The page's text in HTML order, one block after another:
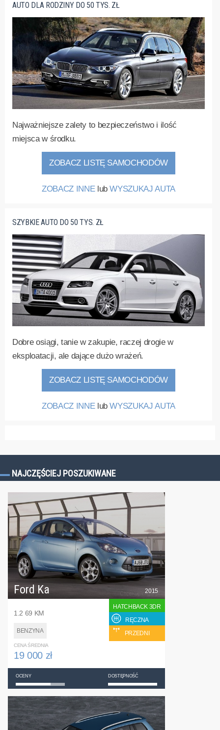
AUTO DLA RODZINY DO 50 TYS. ZŁ
Najważniejsze zalety to bezpieczeństwo i ilość
miejsca w środku.
ZOBACZ LISTĘ SAMOCHODÓW
ZOBACZ INNElubWYSZUKAJ AUTA
SZYBKIE AUTO DO 50 TYS. ZŁ
Dobre osiągi, tanie w zakupie, raczej drogie w
eksploatacji, ale dające dużo wrażeń.
ZOBACZ LISTĘ SAMOCHODÓW
ZOBACZ INNElubWYSZUKAJ AUTA
NAJCZĘŚCIEJ POSZUKIWANE
Ford Ka
1.2 69 KM
BENZYNA
2015
HATCHBACK 3DR
RĘCZNA
PRZEDNI
CENA ŚREDNIA
19 000 zł
OCENY DOSTĘPNOŚĆ